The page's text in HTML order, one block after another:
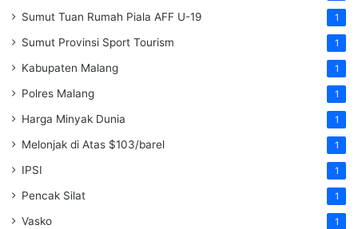
Sumut Tuan Rumah Piala AFF U-19 1
Sumut Provinsi Sport Tourism 1
Kabupaten Malang 1
Polres Malang 1
Harga Minyak Dunia 1
Melonjak di Atas $103/barel 1
IPSI 1
Pencak Silat 1
Vasko 1